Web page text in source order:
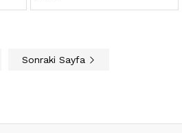
Sonraki Sayfa